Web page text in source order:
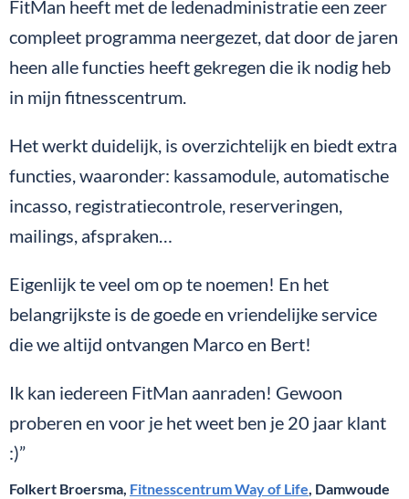
FitMan heeft met de ledenadministratie een zeer
compleet programma neergezet, dat door de jaren
heen alle functies heeft gekregen die ik nodig heb
in mijn fitnesscentrum.
Het werkt duidelijk, is overzichtelijk en biedt extra
functies, waaronder: kassamodule, automatische
incasso, registratiecontrole, reserveringen,
mailings, afspraken…
Eigenlijk te veel om op te noemen! En het
belangrijkste is de goede en vriendelijke service
die we altijd ontvangen Marco en Bert!
Ik kan iedereen FitMan aanraden! Gewoon
proberen en voor je het weet ben je 20 jaar klant
:)”
Folkert Broersma, Fitnesscentrum Way of Life, Damwoude